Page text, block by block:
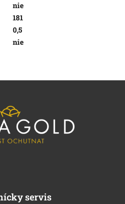
nie
181
0,5
nie
servis